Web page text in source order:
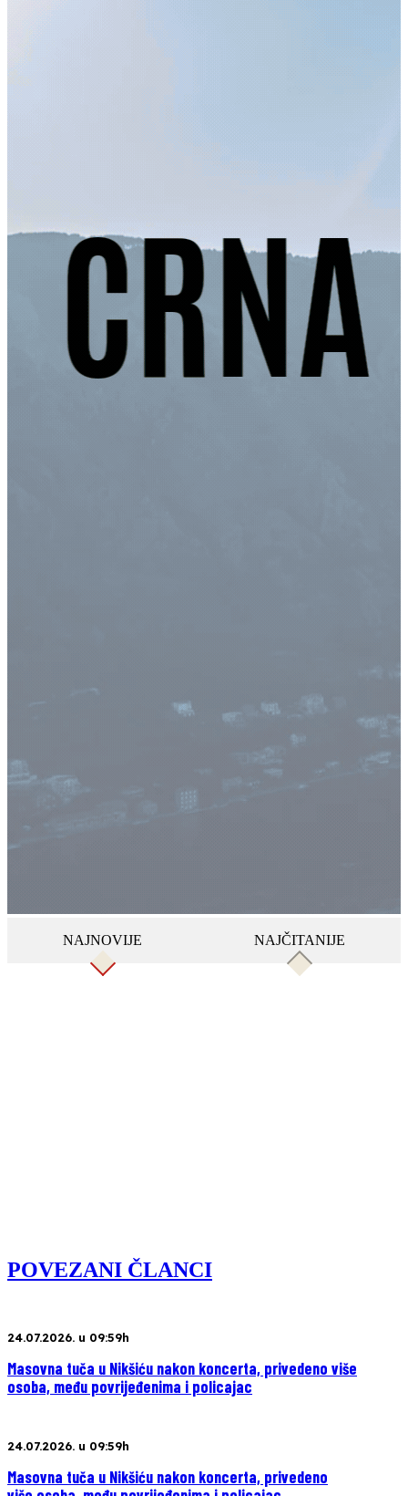
NAJNOVIJE NAJČITANIJE
POVEZANI ČLANCI
24.07.2026. u 09:59h
Masovna tuča u Nikšiću nakon koncerta, privedeno više
osoba, među povrijeđenima i policajac
24.07.2026. u 09:59h
Masovna tuča u Nikšiću nakon koncerta, privedeno